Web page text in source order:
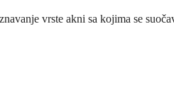
vrste akni sa kojima se